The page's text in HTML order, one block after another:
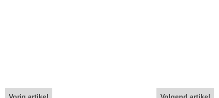
Vorig artikel Volgend artikel